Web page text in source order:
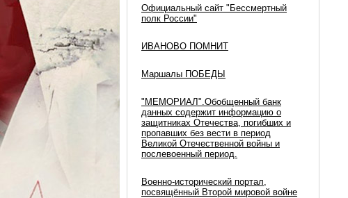
Официальный сайт "Бессмертный
полк России"
ИВАНОВО ПОМНИТ
Маршалы ПОБЕДЫ
"МЕМОРИАЛ".Обобщенный банк
данных содержит информацию о
защитниках Отечества, погибших и
пропавших без вести в период
Великой Отечественной войны и
послевоенный период.
Военно-исторический портал,
посвящённый Второй мировой войне